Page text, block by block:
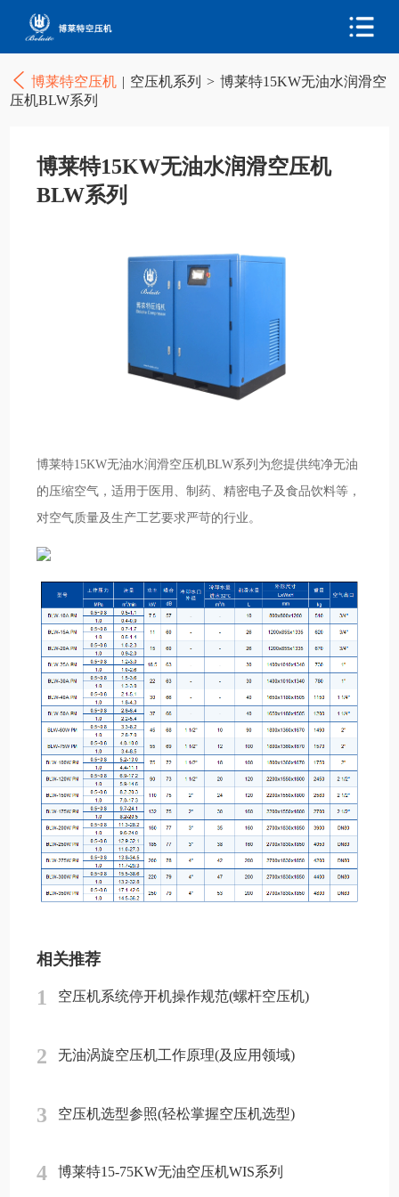
博莱特空压机 | 空压机系列 > 博莱特15KW无油水润滑空
压机BLW系列
博莱特15KW无油水润滑空压机
BLW系列
博莱特15KW无油水润滑空压机BLW系列为您提供纯净无油
的压缩空气，适用于医用、制药、精密电子及食品饮料等，
对空气质量及生产工艺要求严苛的行业。
相关推荐
1 空压机系统停开机操作规范(螺杆空压机)
2 无油涡旋空压机工作原理(及应用领域)
3 空压机选型参照(轻松掌握空压机选型)
4 博莱特15-75KW无油空压机WIS系列